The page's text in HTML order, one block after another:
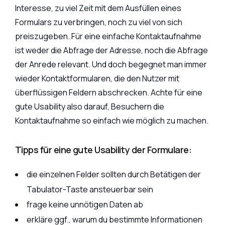
Interesse, zu viel Zeit mit dem Ausfüllen eines
Formulars zu verbringen, noch zu viel von sich
preiszugeben. Für eine einfache Kontaktaufnahme
ist weder die Abfrage der Adresse, noch die Abfrage
der Anrede relevant. Und doch begegnet man immer
wieder Kontaktformularen, die den Nutzer mit
überflüssigen Feldern abschrecken. Achte für eine
gute Usability also darauf, Besuchern die
Kontaktaufnahme so einfach wie möglich zu machen.
Tipps für eine gute Usability der Formulare:
die einzelnen Felder sollten durch Betätigen der
Tabulator-Taste ansteuerbar sein
frage keine unnötigen Daten ab
erkläre ggf., warum du bestimmte Informationen